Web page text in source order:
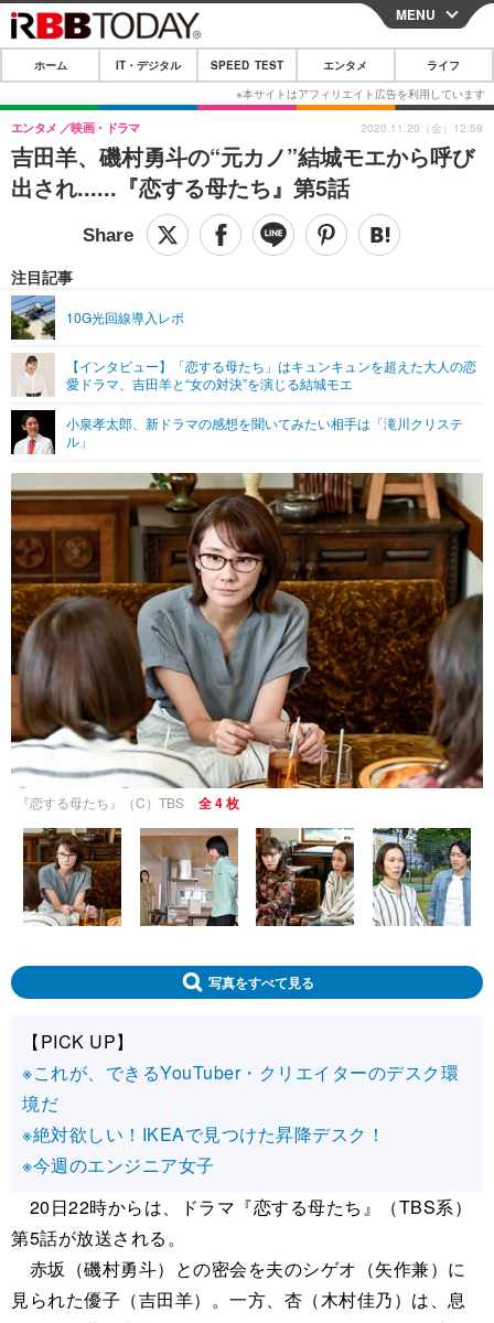
CLOSE
ホーム
IT・デジタル
IT・デジタルTOP スマートフォン
ショッピング その他
SPEED TEST
エンタメTOP 映画・ドラマ
グラビア ブログ
ショッピング その他
ライフTOP
その他
リリース一覧
プッシュ通知の停止方法
MENU
ホーム IT・デジタル SPEED TEST エンタメ ライフ
吉田羊、磯村勇斗の“元カノ”結城モエから呼び
出され......『恋する母たち』第5話
エンタメ 映画・ドラマ
注目記事
10G光回線導入レポ
【インタビュー】「恋する母たち」はキュンキュンを超えた大人の恋
愛ドラマ、吉田羊と“女の対決”を演じる結城モエ
小泉孝太郎、新ドラマの感想を聞いてみたい相手は「滝川クリステ
ル」
2020.11.20（金）12:59
『恋する母たち』（C）TBS 全 4 枚
写真をすべて見る
【PICK UP】
※これが、できるYouTuber・クリエイターのデスク環
境だ
※絶対欲しい！IKEAで見つけた昇降デスク！
※今週のエンジニア女子
20日22時からは、ドラマ『恋する母たち』（TBS系）
第5話が放送される。
赤坂（磯村勇斗）との密会を夫のシゲオ（矢作兼）に
見られた優子（吉田羊）。一方、杏（木村佳乃）は、息